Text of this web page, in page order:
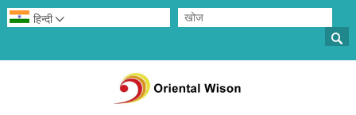

हिन्दी 